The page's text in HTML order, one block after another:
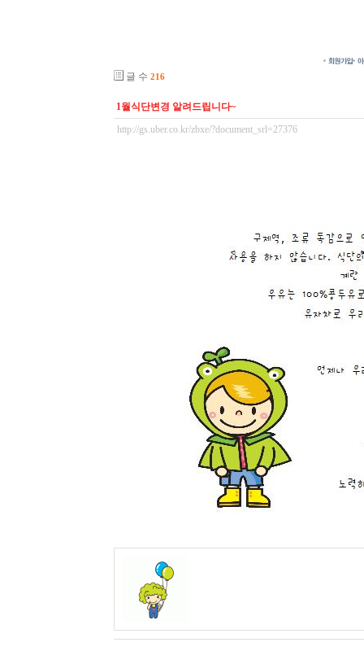
글 수 216
1월식단변경 알려드립니다~
http://gs.uber.co.kr/zbxe/?document_srl=27376